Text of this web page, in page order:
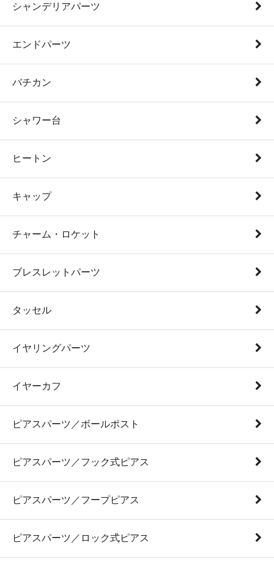
シャンデリアパーツ
エンドパーツ
バチカン
シャワー台
ヒートン
キャップ
チャーム・ロケット
ブレスレットパーツ
タッセル
イヤリングパーツ
イヤーカフ
ピアスパーツ／ボールポスト
ピアスパーツ／フック式ピアス
ピアスパーツ／フープピアス
ピアスパーツ／ロック式ピアス